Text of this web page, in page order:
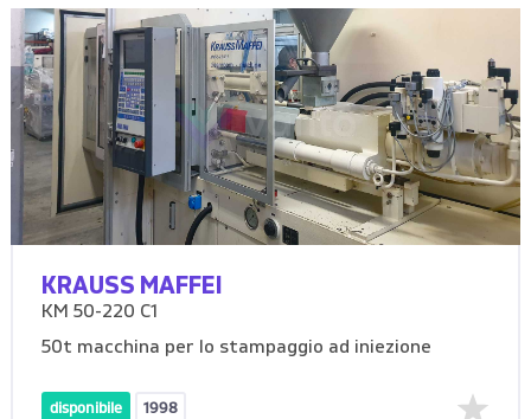
KRAUSS MAFFEI
KM 50-220 C1
50t macchina per lo stampaggio ad iniezione
disponibile 1998